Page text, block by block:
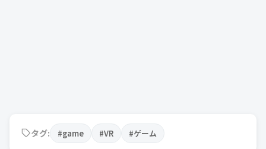
タグ: #game #VR #ゲーム